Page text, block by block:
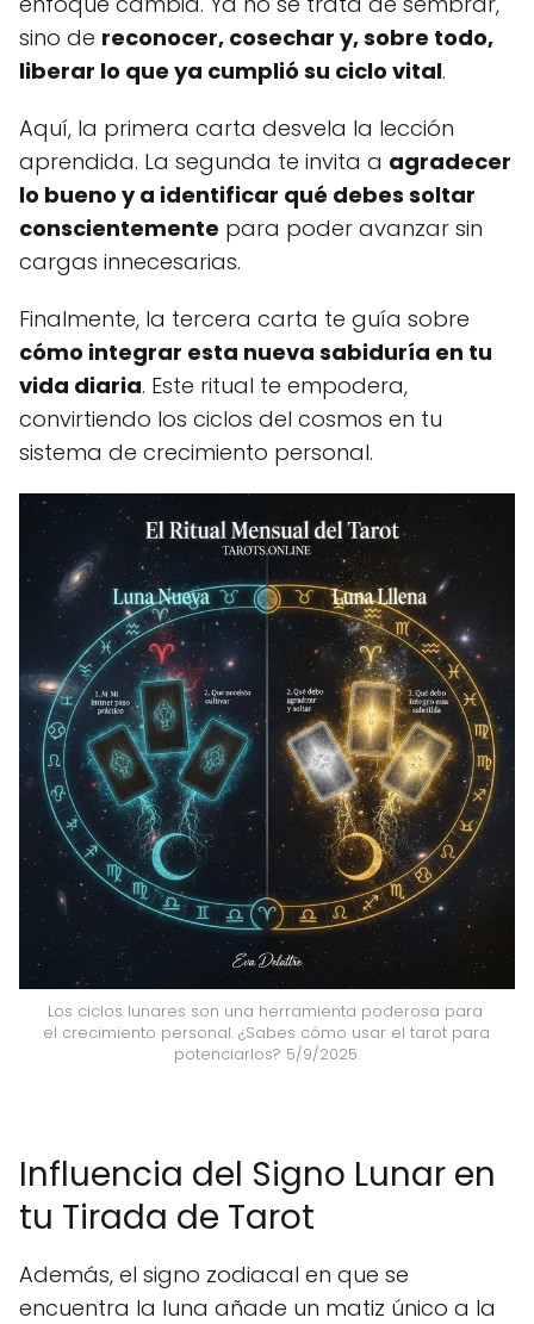
sino de reconocer, cosechar y, sobre todo,
liberar lo que ya cumplió su ciclo vital.
Aquí, la primera carta desvela la lección
aprendida. La segunda te invita a agradecer
lo bueno y a identificar qué debes soltar
conscientemente para poder avanzar sin
cargas innecesarias.
Finalmente, la tercera carta te guía sobre
cómo integrar esta nueva sabiduría en tu
vida diaria. Este ritual te empodera,
convirtiendo los ciclos del cosmos en tu
sistema de crecimiento personal.
Los ciclos lunares son una herramienta poderosa para
el crecimiento personal. ¿Sabes cómo usar el tarot para
potenciarlos? 5/9/2025.
Influencia del Signo Lunar en
tu Tirada de Tarot
Además, el signo zodiacal en que se
encuentra la luna añade un matiz único a la